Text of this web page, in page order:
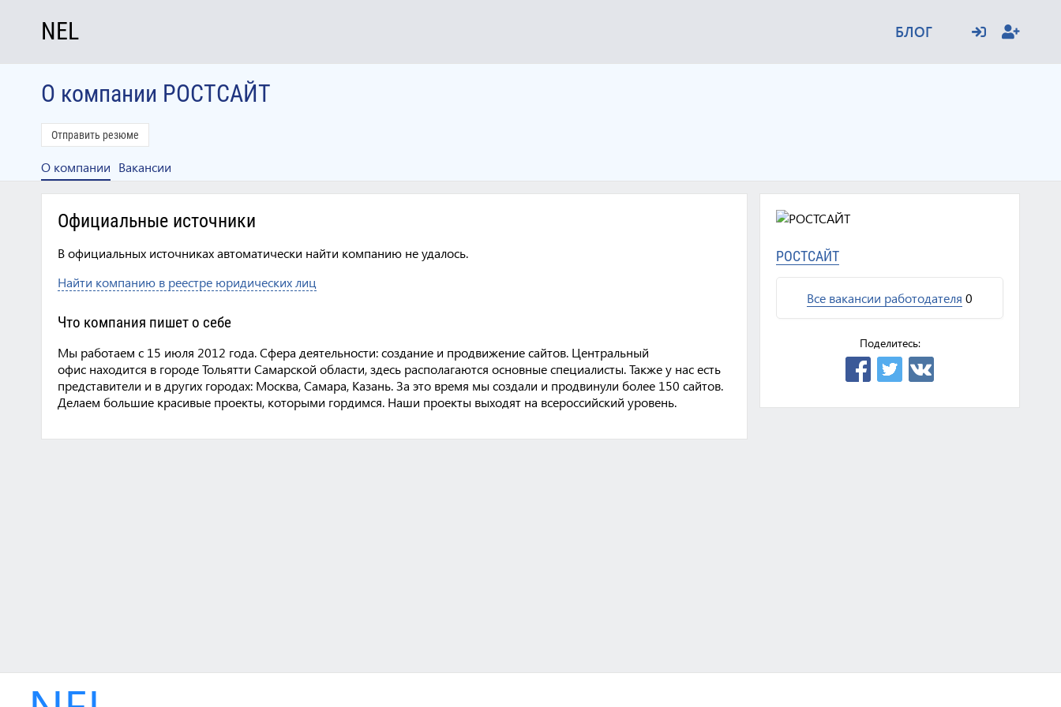
NEL БЛОГ
О компании РОСТСАЙТ
Отправить резюме
О компании Вакансии
Официальные источники
В официальных источниках автоматически найти компанию не удалось.
Найти компанию в реестре юридических лиц
Что компания пишет о себе
Мы работаем c 15 июля 2012 года. Сфера деятельности: создание и продвижение сайтов. Центральный
офис находится в городе Тольятти Самарской области, здесь располагаются основные специалисты. Также у нас есть
представители и в других городах: Москва, Самара, Казань. За это время мы создали и продвинули более 150 сайтов.
Делаем большие красивые проекты, которыми гордимся. Наши проекты выходят на всероссийский уровень.
РОСТСАЙТ
Все вакансии работодателя 0
Поделитесь: